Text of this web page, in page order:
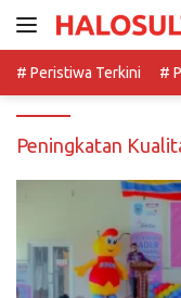
# Peristiwa Terkini
#
Peningkatan